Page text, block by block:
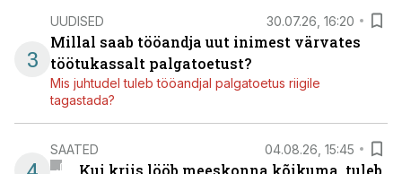
3
UUDISED 30.07.26, 16:20
Millal saab tööandja uut inimest värvates
töötukassalt palgatoetust?
Mis juhtudel tuleb tööandjal palgatoetus riigile
tagastada?
SAATED 04.08.26, 15:45
Kui kriis lööb meeskonna kõikuma, tuleb